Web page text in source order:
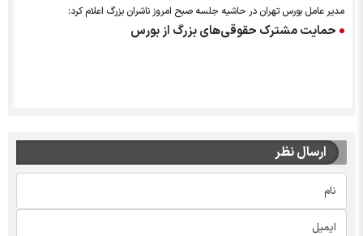
مدیر عامل بورس تهران در حاشیه جلسه صبح امروز ناشران بزرگ اعلام کرد:
حمایت مشترک حقوقی‌های بزرگ از بورس
ارسال نظر